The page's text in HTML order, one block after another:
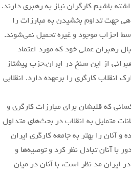
باشیم کارگران نیاز به رهبری دارند.
جهت تداوم بخشیدن به مبارزات را
احزاب موجود و غیره تحمیل نمی‌شوند.
به دنبال رهبران عملی خود که مورد اعتماد
از این سنخ در ایران،حزب پیشتاز
کارگری را برعهده دارد. انقلابی
که قلبشان برای مبارزات کارگری و
متمایل به انقلاب در بحث‌های متداول
را بهتر به جامعه کارگری ایران
با آنان تبادل نظر کرد و توصیه‌ها و
ایران مد نظر است، با آنان در میان